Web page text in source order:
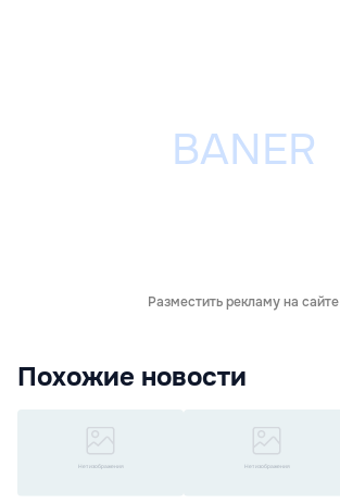
Разместить рекламу на сайте
Похожие новости